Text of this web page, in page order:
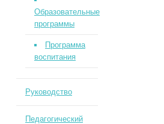
Образовательные
программы
Программа
воспитания
Руководство
Педагогический